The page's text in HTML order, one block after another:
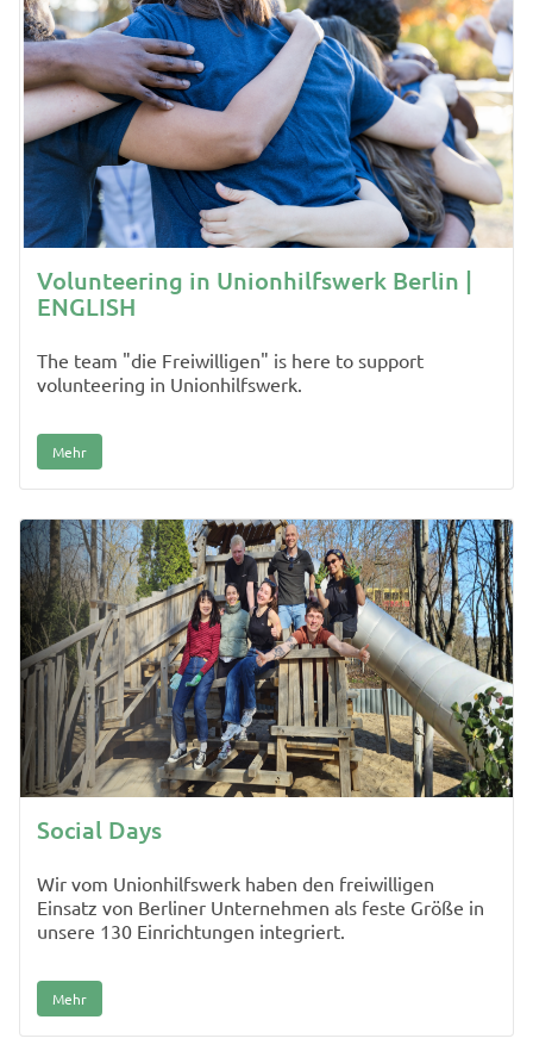
Volunteering in Unionhilfswerk Berlin |
ENGLISH
The team "die Freiwilligen" is here to support
volunteering in Unionhilfswerk.
Mehr
Social Days
Wir vom Unionhilfswerk haben den freiwilligen
Einsatz von Berliner Unternehmen als feste Größe in
unsere 130 Einrichtungen integriert.
Mehr